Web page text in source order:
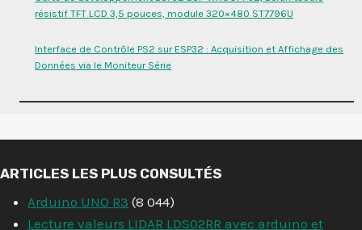
résistif TFT LCD 3,5 pouces, module 320×480 ST7796U
Interface de Contrôle PS2 sur ESP32 : Acquisition et Affichage des
Données via le Moniteur Série
ARTICLES LES PLUS CONSULTÉS
Arduino UNO R3 (8 044)
Lecture valeurs LIDAR LDS02RR avec arduino et